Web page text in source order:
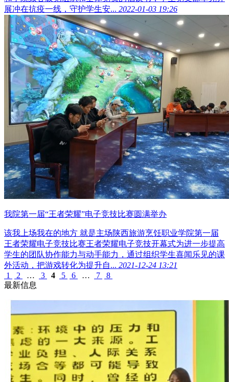
展冲在抗疫一线，守护学生安... 2022-01-03 19:26
我院第一届“王者荣耀”电子竞技比赛圆满举办
该我上场我在的地方 就是主场陕西旅游烹饪职业学院第一届
王者荣耀电子竞技比赛王者荣耀电子竞技开幕式为进一步提高
学生的团队协作能力与动手能力，通过组织学生喜闻乐见的课
外活动，把游戏转化为提升自... 2021-12-24 13:21
1
2 … 3 4 5 6 … 7
8
最新信息